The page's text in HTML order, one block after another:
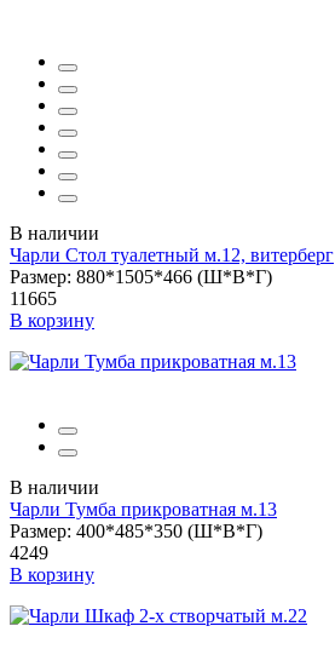
В наличии
Чарли Стол туалетный м.12, витерберг
Размер: 880*1505*466 (Ш*В*Г)
11665
В корзину
В наличии
Чарли Тумба прикроватная м.13
Размер: 400*485*350 (Ш*В*Г)
4249
В корзину